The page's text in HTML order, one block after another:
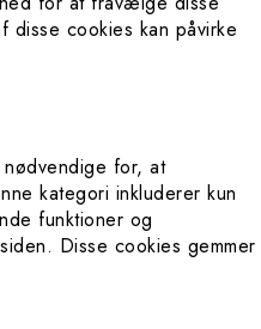
disse cookies kan påvirke
for, at
kategori inkluderer kun
funktioner og
Disse cookies gemmer